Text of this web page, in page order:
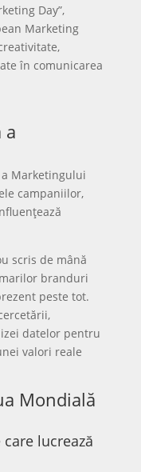
Day”,
Marketing
în comunicarea
a
Marketingului
campaniilor,
scris de mână
branduri
peste tot.
datelor pentru
valori reale
Mondială
lucrează